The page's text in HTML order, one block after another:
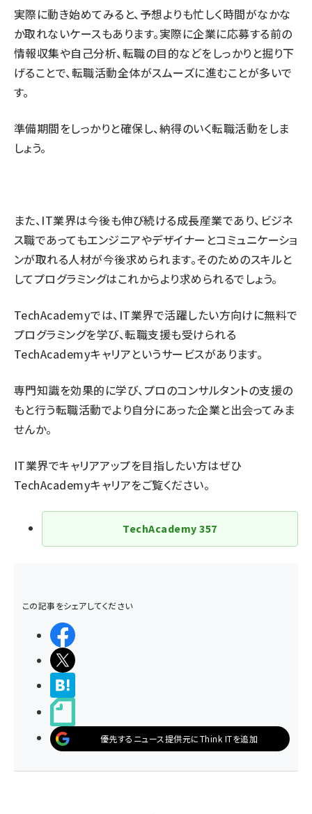
実際に動き始めてみると、予想よりも忙しく時間がなかな
か取れないケースもあります。実際に企業に応募する前の
情報収集や自己分析、転職の目的などをしっかりと掘り下
げることで、転職活動全体がスムーズに進むことが多いで
す。
準備期間をしっかりと確保し、納得のいく転職活動をしま
しょう。
また、IT業界は今後も伸び続ける成長産業であり、ビジネ
ス職であってもエンジニアやデザイナーとコミュニケーショ
ンが取れる人材が今後求められます。そのためのスキルと
してプログラミングはこれからより求められるでしょう。
TechAcademyでは、IT業界で活躍したい方向けに無料で
プログラミングを学び、転職支援も受けられる
TechAcademyキャリアというサービスがあります。
専門知識を効果的に学び、プロのコンサルタントの支援の
もと行う転職活動でより自分にあった企業と出会ってみま
せんか。
IT業界でキャリアアップを目指したい方はぜひ
TechAcademyキャリアをご覧ください。
TechAcademy357
この記事をシェアしてください
優先するニュース提供元にThink ITを追加